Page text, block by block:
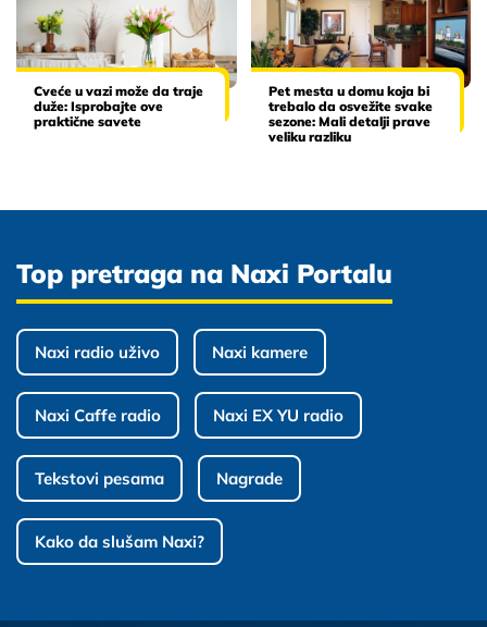
Cveće u vazi može da traje
duže: Isprobajte ove
praktične savete
Pet mesta u domu koja bi
trebalo da osvežite svake
sezone: Mali detalji prave
veliku razliku
Top pretraga na Naxi Portalu
Naxi radio uživo Naxi kamere
Naxi Caffe radio Naxi EX YU radio
Tekstovi pesama Nagrade
Kako da slušam Naxi?